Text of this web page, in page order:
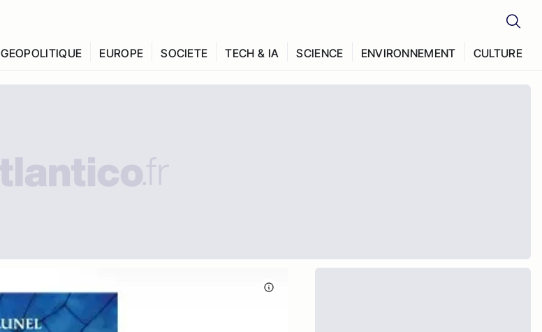
GEOPOLITIQUE EUROPE SOCIETE TECH & IA SCIENCE ENVIRONNEMENT CULTURE